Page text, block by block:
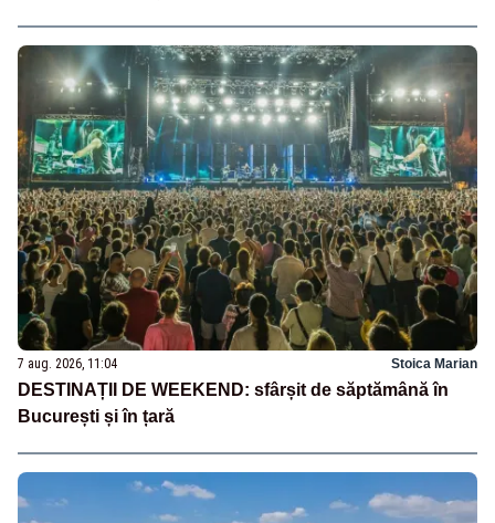
7 aug. 2026, 11:04 Stoica Marian
DESTINAȚII DE WEEKEND: sfârșit de săptămână în
București și în țară